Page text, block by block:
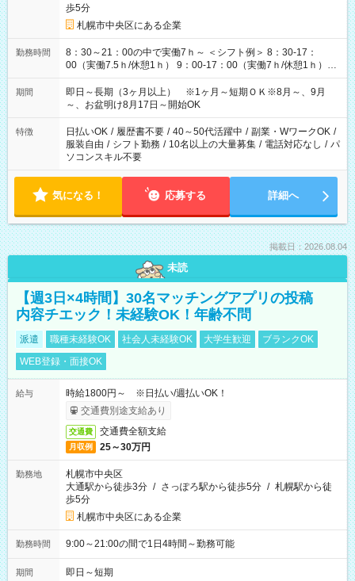
歩5分
札幌市中央区にある企業
勤務時間
8：30～21：00の中で実働7ｈ～ ＜シフト例＞ 8：30-17：
00（実働7.5ｈ/休憩1ｈ） 9：00-17：00（実働7ｈ/休憩1ｈ）
9：00-18：00（実働8ｈ/休憩1ｈ） 10：00-18：00（実働7ｈ/
休憩1ｈ） 10：00-19：00（実働8ｈ/休憩1ｈ） 11：00-20：
00（実働8ｈ/休憩1ｈ） 13：00-21：00（実働7ｈ/休憩1ｈ） ＊
他にもパターンあり♪ ＊時間固定ＯＫ
期間
即日～長期（3ヶ月以上） ※1ヶ月～短期ＯＫ※8月～、9月
～、お盆明け8月17日～開始OK
特徴 日払いOK / 履歴書不要 / 40～50代活躍中 / 副業・WワークOK /
服装自由 / シフト勤務 / 10名以上の大量募集 / 電話対応なし / パ
ソコンスキル不要
気になる！ 応募する 詳細へ
掲載日：2026.08.04
未読
【週3日×4時間】30名マッチングアプリの投稿
内容チエック！未経験OK！年齢不問
派遣 職種未経験OK 社会人未経験OK 大学生歓迎
ブランクOK
WEB登録・面接OK
給与
時給1800円～ ※日払い/週払いOK！
交通費別途支給あり
交通費 交通費全額支給
月収例 25～30万円
勤務地
札幌市中央区
大通駅から徒歩3分 / さっぽろ駅から徒歩5分 / 札幌駅から徒
歩5分
札幌市中央区にある企業
勤務時間 9:00～21:00の間で1日4時間～勤務可能
期間 即日～短期